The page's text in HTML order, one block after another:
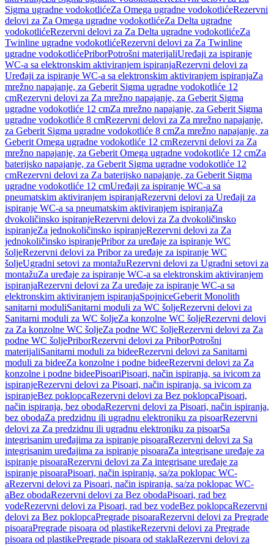
Sigma ugradne vodokotlićeZa Omega ugradne vodokotlićeRezervni
delovi za Za Omega ugradne vodokotlićeZa Delta ugradne
vodokotlićeRezervni delovi za Za Delta ugradne vodokotlićeZa
Twinline ugradne vodokotlićeRezervni delovi za Za Twinline
ugradne vodokotlićePriborPotrošni materijaliUređaji za ispiranje
WC-a sa elektronskim aktiviranjem ispiranjaRezervni delovi za
Uređaji za ispiranje WC-a sa elektronskim aktiviranjem ispiranjaZa
mrežno napajanje, za Geberit Sigma ugradne vodokotliće 12
cmRezervni delovi za Za mrežno napajanje, za Geberit Sigma
ugradne vodokotliće 12 cmZa mrežno napajanje, za Geberit Sigma
ugradne vodokotliće 8 cmRezervni delovi za Za mrežno napajanje,
za Geberit Sigma ugradne vodokotliće 8 cmZa mrežno napajanje, za
Geberit Omega ugradne vodokotliće 12 cmRezervni delovi za Za
mrežno napajanje, za Geberit Omega ugradne vodokotliće 12 cmZa
baterijsko napajanje, za Geberit Sigma ugradne vodokotliće 12
cmRezervni delovi za Za baterijsko napajanje, za Geberit Sigma
ugradne vodokotliće 12 cmUređaji za ispiranje WC-a sa
pneumatskim aktiviranjem ispiranjaRezervni delovi za Uređaji za
ispiranje WC-a sa pneumatskim aktiviranjem ispiranjaZa
dvokoličinsko ispiranjeRezervni delovi za Za dvokoličinsko
ispiranjeZa jednokoličinsko ispiranjeRezervni delovi za Za
jednokoličinsko ispiranjePribor za uređaje za ispiranje WC
šoljeRezervni delovi za Pribor za uređaje za ispiranje WC
šoljeUgradni setovi za montažuRezervni delovi za Ugradni setovi za
montažuZa uređaje za ispiranje WC-a sa elektronskim aktiviranjem
ispiranjaRezervni delovi za Za uređaje za ispiranje WC-a sa
elektronskim aktiviranjem ispiranjaSpojniceGeberit Monolith
sanitarni moduliSanitarni moduli za WC šoljeRezervni delovi za
Sanitarni moduli za WC šoljeZa konzolne WC šoljeRezervni delovi
za Za konzolne WC šoljeZa podne WC šoljeRezervni delovi za Za
podne WC šoljePriborRezervni delovi za PriborPotrošni
materijaliSanitarni moduli za bideeRezervni delovi za Sanitarni
moduli za bideeZa konzolne i podne bideeRezervni delovi za Za
konzolne i podne bideePisoariPisoari, način ispiranja, sa ivicom za
ispiranjeRezervni delovi za Pisoari, način ispiranja, sa ivicom za
ispiranjeBez poklopcaRezervni delovi za Bez poklopcaPisoari,
način ispiranja, bez obodaRezervni delovi za Pisoari, način ispiranja,
bez obodaZa predzidnu ili ugradnu elektroniku za pisoarRezervni
delovi za Za predzidnu ili ugradnu elektroniku za pisoarSa
integrisanim uređajima za ispiranje pisoaraRezervni delovi za Sa
integrisanim uređajima za ispiranje pisoaraZa integrisane uređaje za
ispiranje pisoaraRezervni delovi za Za integrisane uređaje za
ispiranje pisoaraPisoari, način ispiranja, sa/za poklopac WC-
aRezervni delovi za Pisoari, način ispiranja, sa/za poklopac WC-
aBez obodaRezervni delovi za Bez obodaPisoari, rad bez
vodeRezervni delovi za Pisoari, rad bez vodeBez poklopcaRezervni
delovi za Bez poklopcaPregrade pisoaraRezervni delovi za Pregrade
pisoaraPregrade pisoara od plastikeRezervni delovi za Pregrade
pisoara od plastikePregrade pisoara od staklaRezervni delovi za